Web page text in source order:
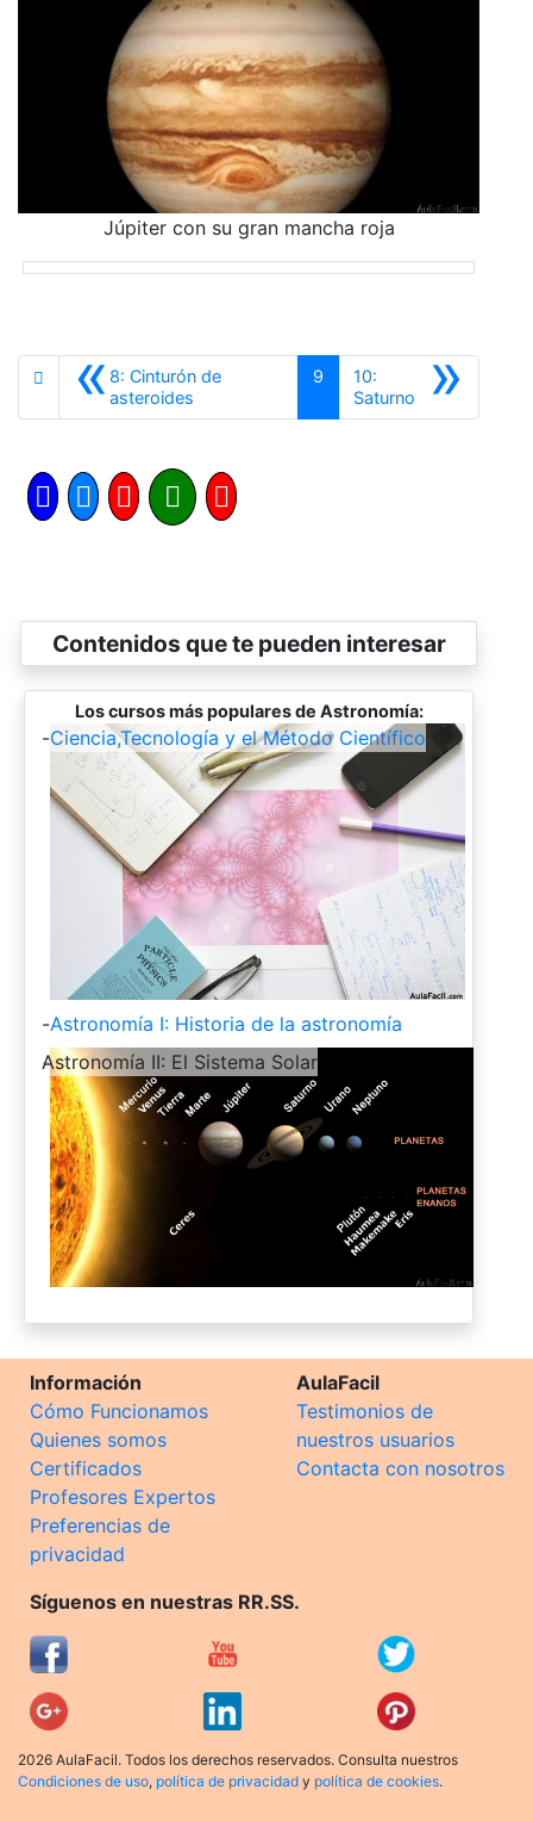
Júpiter con su gran mancha roja
«8: Cinturón de
asteroides
9 »
10:
Saturno Siguiente
Contenidos que te pueden interesar
Los cursos más populares de Astronomía:
-Ciencia,Tecnología y el Método Científico
-Astronomía I: Historia de la astronomía
-
Astronomía II: El Sistema Solar
Información
Cómo Funcionamos
Quienes somos
Certificados
Profesores Expertos
Preferencias de
privacidad
AulaFacil
Testimonios de
nuestros usuarios
Contacta con nosotros
Síguenos en nuestras RR.SS.
2026 AulaFacil. Todos los derechos reservados. Consulta nuestros
Condiciones de uso, política de privacidad y política de cookies.